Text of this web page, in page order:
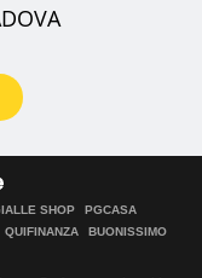
SHOP
PGCASA
QUIFINANZA
BUONISSIMO